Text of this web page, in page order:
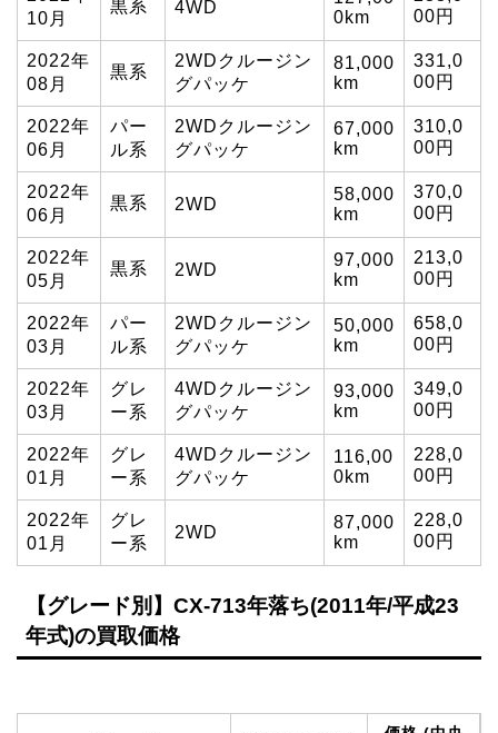
10月
黒系 4WD
0km
00円
2022年
08月
黒系
2WDクルージン
グパッケ
81,000
km
331,0
00円
2022年
06月
パー
ル系
2WDクルージン
グパッケ
67,000
km
310,0
00円
2022年
06月
黒系 2WD
58,000
km
370,0
00円
2022年
05月
黒系 2WD
97,000
km
213,0
00円
2022年
03月
パー
ル系
2WDクルージン
グパッケ
50,000
km
658,0
00円
2022年
03月
グレ
ー系
4WDクルージン
グパッケ
93,000
km
349,0
00円
2022年
01月
グレ
ー系
4WDクルージン
グパッケ
116,00
0km
228,0
00円
2022年
01月
グレ
ー系
2WD
87,000
km
228,0
00円
【グレード別】CX-713年落ち(2011年/平成23
年式)の買取価格